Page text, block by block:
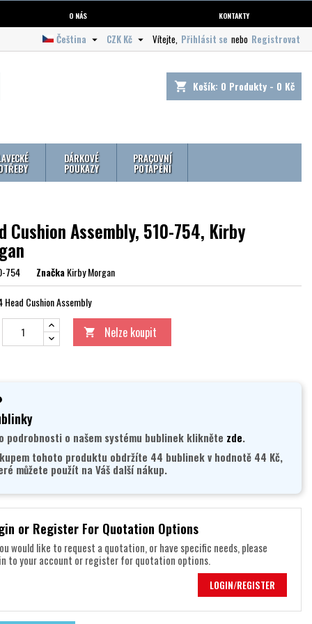
O NÁS KONTAKTY
Vítejte, Přihlásit se nebo Registrovat
CZK Kč 
Čeština 
shopping_cart Košík: 0 Produkty - 0 Kč
DÁRKOVÉ
POUKAZY
PRACOVNÍ
POTÁPĚNÍ
Cushion Assembly, 510-754, Kirby
754 ZnačkaKirby Morgan
Head Cushion Assembly
 Nelze koupit
podrobnosti o našem systému bublinek klikněte zde.
tohoto produktu obdržíte 44 bublinek v hodnotě 44 Kč,
můžete použít na Váš další nákup.
or Register For Quotation Options
would like to request a quotation, or have specific needs, please
to your account or register for quotation options.
LOGIN/REGISTER